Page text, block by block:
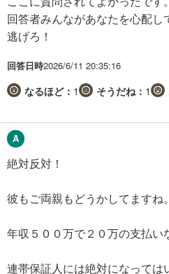
回答者みんながあなたを心配し
逃げろ！
回答日時2026/6/11 20:35:16
なるほど： 1 そうだね： 1
絶対反対！
彼もご両親もどうかしてますね。
年収５００万で２０万の支払い
連帯保証人には絶対になっては